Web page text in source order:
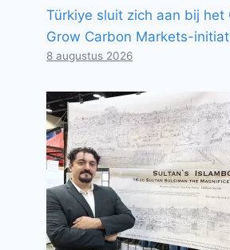
Türkiye sluit zich aan bij het
Grow Carbon Markets-
8 augustus 2026